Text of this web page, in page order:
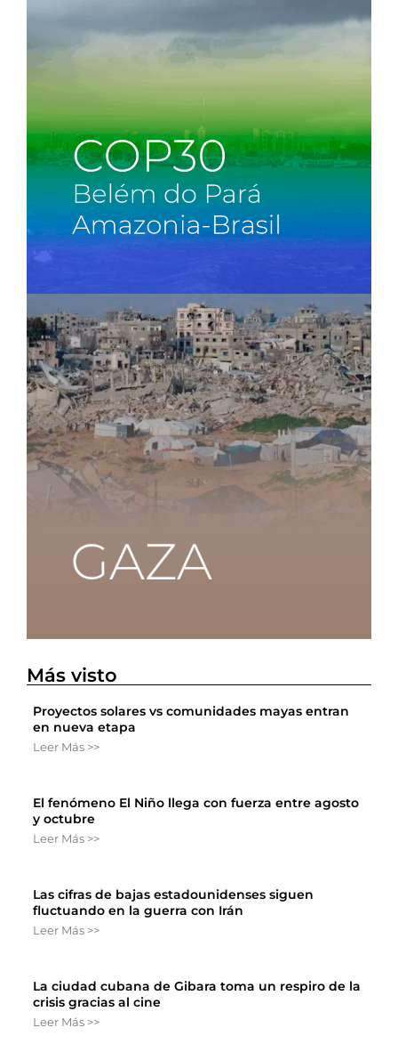
Más visto
Proyectos solares vs comunidades mayas entran
en nueva etapa
Leer Más >>
El fenómeno El Niño llega con fuerza entre agosto
y octubre
Leer Más >>
Las cifras de bajas estadounidenses siguen
fluctuando en la guerra con Irán
Leer Más >>
La ciudad cubana de Gibara toma un respiro de la
crisis gracias al cine
Leer Más >>